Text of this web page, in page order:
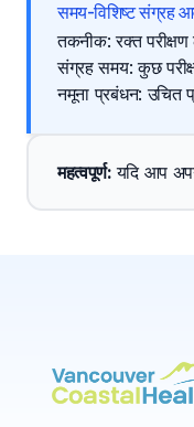
समय-विशिष्ट संग्रह
तकनीक: रक्त
संग्रह समय: कुछ
नमूना प्रबंधन: उचित
महत्वपूर्ण: यदि आप